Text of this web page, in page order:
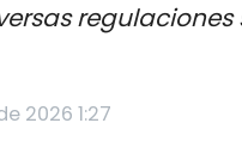
2026 1:27